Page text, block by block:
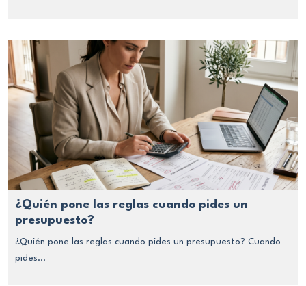
¿Quién pone las reglas cuando pides un
presupuesto?
¿Quién pone las reglas cuando pides un presupuesto? Cuando
pides...